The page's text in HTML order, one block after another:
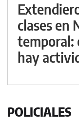
clases en
temporal:
hay
POLICIALES